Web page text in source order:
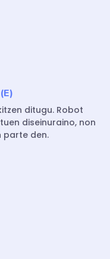
ditugu. Robot
diseinuraino, non
parte den.